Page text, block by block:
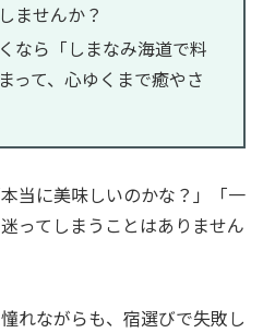
ませんか？
なら「しまなみ海道で料
って、心ゆくまで癒やさ
当に美味しいのかな？」「一
ってしまうことはありません
れながらも、宿選びで失敗し